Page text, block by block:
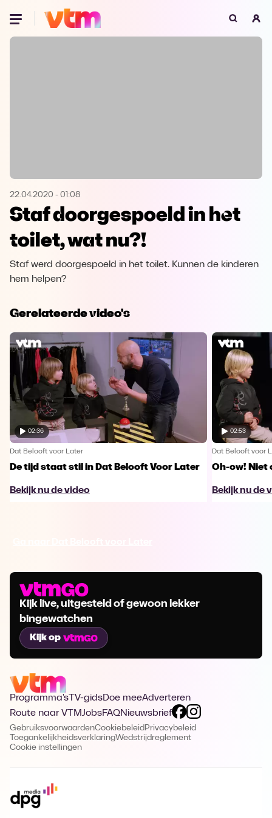
Oeps, browser niet ondersteund
Microsoft Edge Download
Opera
22.04.2020 - 01:08
Staf doorgespoeld in het
toilet, wat nu?!
Staf werd doorgespoeld in het toilet. Kunnen de kinderen
hem helpen?
Gerelateerde video's
02:36
Dat Belooft voor Later
De tijd staat stil in Dat Belooft Voor Later
Bekijk nu de video
02:53
Dat Belooft voor
Oh-ow! Niet
Bekijk nu de
Kijk live, uitgesteld of gewoon lekker
bingewatchen
Kijk op
Programma's TV-gidsDoe meeAdverteren
Route naar VTMJobsFAQNieuwsbrief
GebruiksvoorwaardenCookiebeleid Privacybeleid
ToegankelijkheidsverklaringWedstrijdreglement
Cookie instellingen